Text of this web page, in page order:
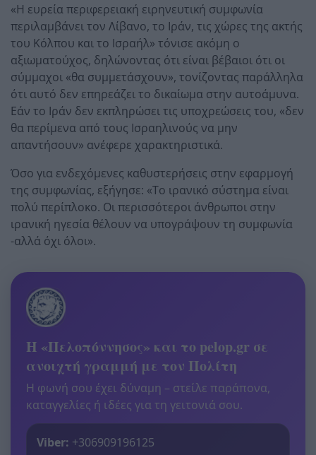
«Η ευρεία περιφερειακή ειρηνευτική συμφωνία
περιλαμβάνει τον Λίβανο, το Ιράν, τις χώρες της ακτής
του Κόλπου και το Ισραήλ» τόνισε ακόμη ο
αξιωματούχος, δηλώνοντας ότι είναι βέβαιοι ότι οι
σύμμαχοι «θα συμμετάσχουν», τονίζοντας παράλληλα
ότι αυτό δεν επηρεάζει το δικαίωμα στην αυτοάμυνα.
Εάν το Ιράν δεν εκπληρώσει τις υποχρεώσεις του, «δεν
θα περίμενα από τους Ισραηλινούς να μην
απαντήσουν» ανέφερε χαρακτηριστικά.
Όσο για ενδεχόμενες καθυστερήσεις στην εφαρμογή
της συμφωνίας, εξήγησε: «Το ιρανικό σύστημα είναι
πολύ περίπλοκο. Οι περισσότεροι άνθρωποι στην
ιρανική ηγεσία θέλουν να υπογράψουν τη συμφωνία
-αλλά όχι όλοι».
Η «Πελοπόννησος» και το pelop.gr σε
ανοιχτή γραμμή με τον Πολίτη
Η φωνή σου έχει δύναμη – στείλε παράπονα,
καταγγελίες ή ιδέες για τη γειτονιά σου.
Viber: +306909196125